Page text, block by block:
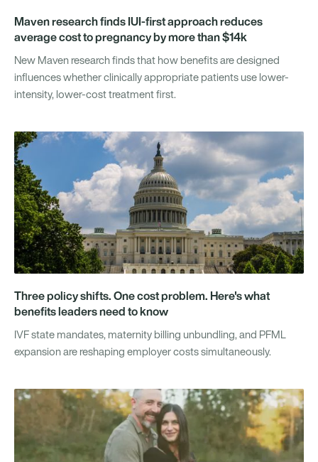
Maven research finds IUI-first approach reduces
average cost to pregnancy by more than $14k
New Maven research finds that how benefits are designed
influences whether clinically appropriate patients use lower-
intensity, lower-cost treatment first.
Three policy shifts. One cost problem. Here's what
benefits leaders need to know
IVF state mandates, maternity billing unbundling, and PFML
expansion are reshaping employer costs simultaneously.